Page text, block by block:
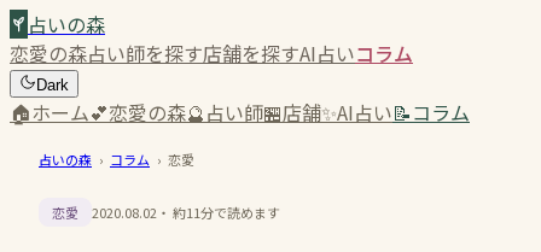
占いの森
恋愛の森占い師を探す店舗を探すAI占いコラム
Dark
🏠ホーム💕恋愛の森🔮占い師🏪店舗✨AI占い📝コラム
占いの森 › コラム › 恋愛
恋愛 2020.08.02 ・ 約11分で読めます